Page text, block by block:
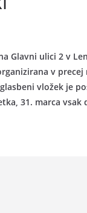
Glavni ulici 2 v
v
vložek je
31. marca vsak